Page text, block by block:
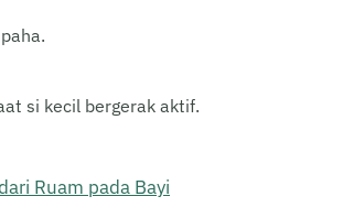
si kecil bergerak aktif.
Ruam pada Bayi